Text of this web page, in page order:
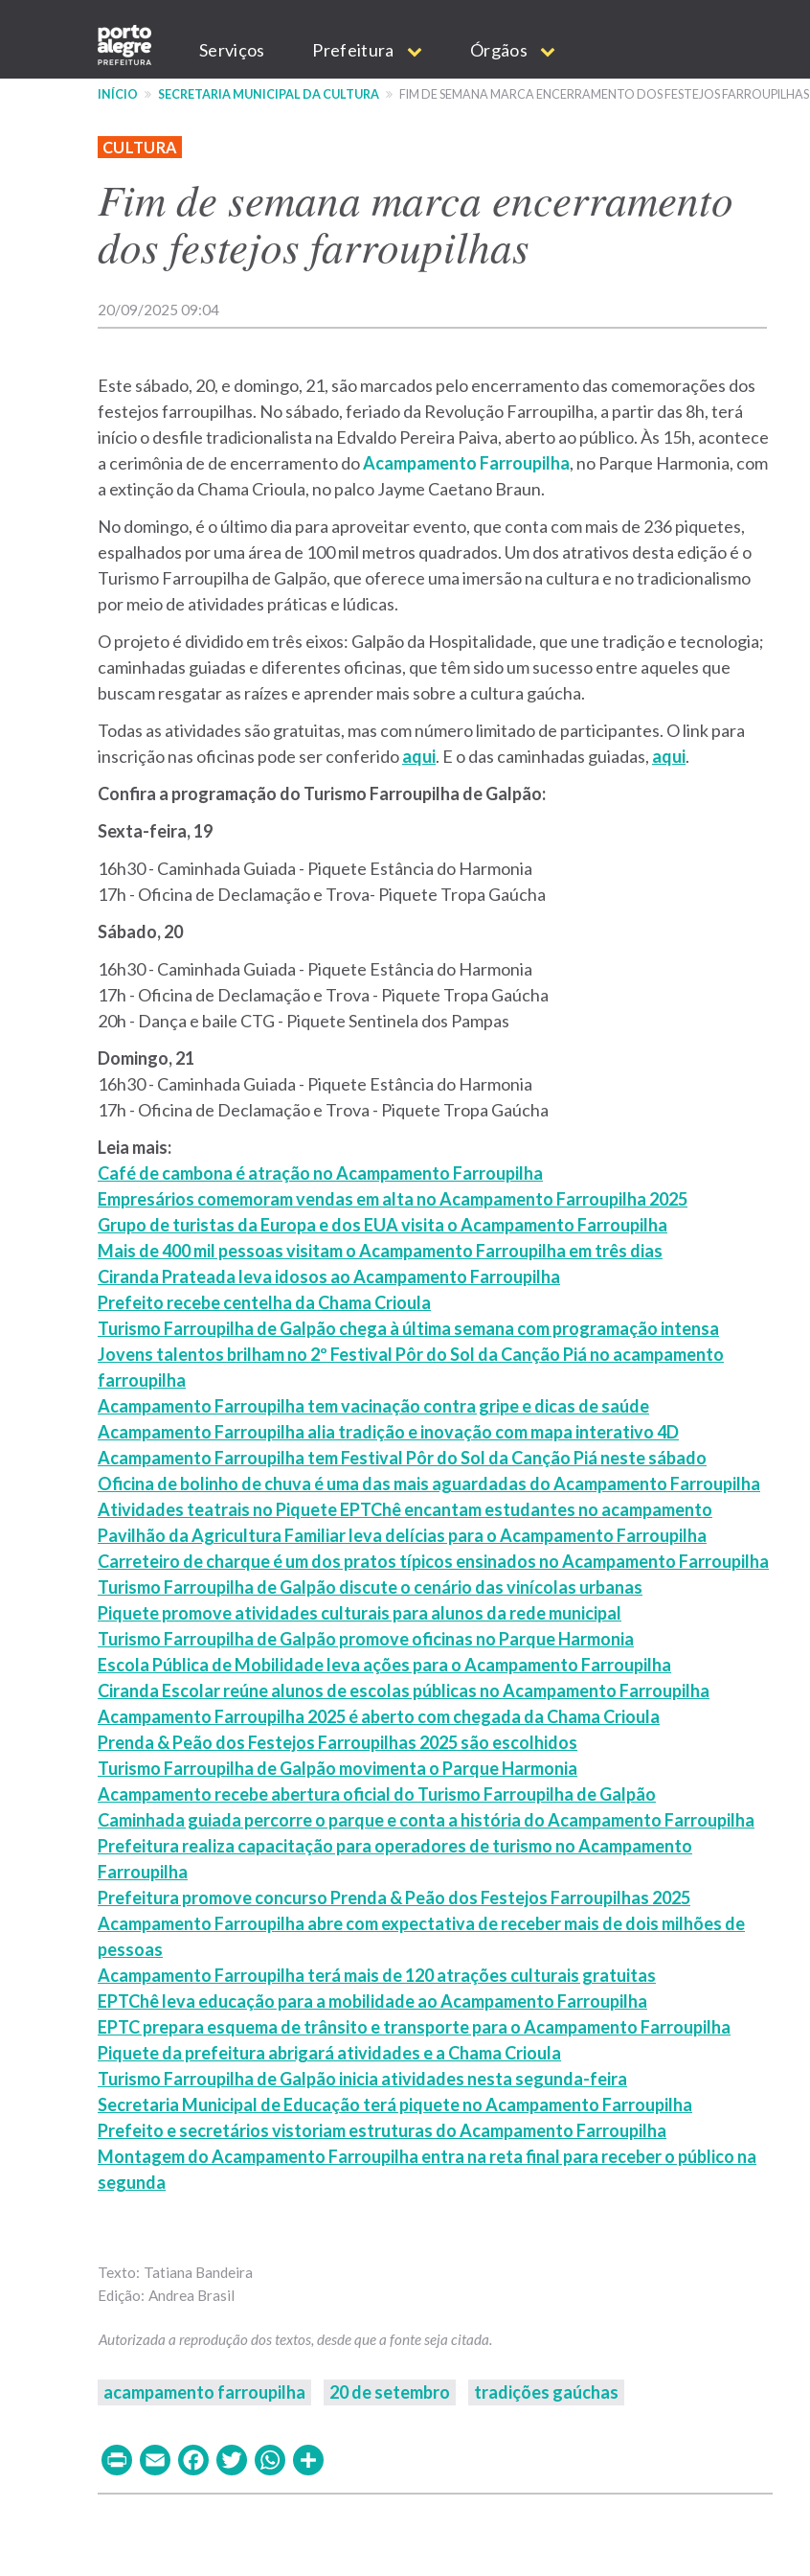
conteúdo
Main
navigation
Serviços Prefeitura Órgãos
INÍCIO SECRETARIA MUNICIPAL DA CULTURA FIM DE SEMANA MARCA ENCERRAMENTO DOS FESTEJOS FARROUPILHAS
CULTURA
Fim de semana marca encerramento
dos festejos farroupilhas
20/09/2025 09:04
Este sábado, 20, e domingo, 21, são marcados pelo encerramento das comemorações dos
festejos farroupilhas. No sábado, feriado da Revolução Farroupilha, a partir das 8h, terá
início o desfile tradicionalista na Edvaldo Pereira Paiva, aberto ao público. Às 15h, acontece
a cerimônia de de encerramento doAcampamento Farroupilha, no Parque Harmonia, com
a extinção da Chama Crioula, no palco Jayme Caetano Braun.
No domingo, é o último dia para aproveitar evento, que conta commais de 236 piquetes,
espalhados por uma área de 100 mil metros quadrados. Um dos atrativos desta edição é o
Turismo Farroupilha de Galpão, que oferece uma imersão na cultura e no tradicionalismo
por meio de atividades práticas e lúdicas.
O projeto é dividido em três eixos: Galpão da Hospitalidade, que une tradição e tecnologia;
caminhadas guiadas e diferentes oficinas, que têm sido um sucesso entre aqueles que
buscam resgatar as raízes e aprender mais sobre a cultura gaúcha.
Todas as atividades são gratuitas, mas com número limitado de participantes. O link para
inscrição nas oficinas pode ser conferidoaqui. E o das caminhadas guiadas, aqui.
Confira a programação do Turismo Farroupilha de Galpão:
Sexta-feira, 19
16h30 - Caminhada Guiada - Piquete Estância do Harmonia
17h - Oficina de Declamação e Trova- Piquete Tropa Gaúcha
Sábado, 20
16h30 - Caminhada Guiada - Piquete Estância do Harmonia
17h - Oficina de Declamação e Trova - Piquete Tropa Gaúcha
20h - Dança e baile CTG - Piquete Sentinela dos Pampas
Domingo, 21
16h30 - Caminhada Guiada - Piquete Estância do Harmonia
17h - Oficina de Declamação e Trova - Piquete Tropa Gaúcha
Leia mais:
Café de cambona é atração no Acampamento Farroupilha
Empresários comemoram vendas em alta no Acampamento Farroupilha 2025
Grupo de turistas da Europa e dos EUA visita o Acampamento Farroupilha
Mais de 400 mil pessoas visitam o Acampamento Farroupilha em três dias
Ciranda Prateada leva idosos ao Acampamento Farroupilha
Prefeito recebe centelha da Chama Crioula
Turismo Farroupilha de Galpão chega à última semana com programação intensa
Jovens talentos brilham no 2º Festival Pôr do Sol da Canção Piá no acampamento
farroupilha
Acampamento Farroupilha tem vacinação contra gripe e dicas de saúde
Acampamento Farroupilha alia tradição e inovação com mapa interativo 4D
Acampamento Farroupilha tem Festival Pôr do Sol da Canção Piá neste sábado
Oficina de bolinho de chuva é uma das mais aguardadas do Acampamento Farroupilha
Atividades teatrais no Piquete EPTChê encantam estudantes no acampamento
Pavilhão da Agricultura Familiar leva delícias para o Acampamento Farroupilha
Carreteiro de charque é um dos pratos típicos ensinados no Acampamento Farroupilha
Turismo Farroupilha de Galpão discute o cenário das vinícolas urbanas
Piquete promove atividades culturais para alunos da rede municipal
Turismo Farroupilha de Galpão promove oficinas no Parque Harmonia
Escola Pública de Mobilidade leva ações para o Acampamento Farroupilha
Ciranda Escolar reúne alunos de escolas públicas no Acampamento Farroupilha
Acampamento Farroupilha 2025 é aberto com chegada da Chama Crioula
Prenda & Peão dos Festejos Farroupilhas 2025 são escolhidos
Turismo Farroupilha de Galpão movimenta o Parque Harmonia
Acampamento recebe abertura oficial do Turismo Farroupilha de Galpão
Caminhada guiada percorre o parque e conta a história do Acampamento Farroupilha
Prefeitura realiza capacitação para operadores de turismo no Acampamento
Farroupilha
Prefeitura promove concurso Prenda & Peão dos Festejos Farroupilhas 2025
Acampamento Farroupilha abre com expectativa de receber mais de dois milhões de
pessoas
Acampamento Farroupilha terá mais de 120 atrações culturais gratuitas
EPTChê leva educação para a mobilidade ao Acampamento Farroupilha
EPTC prepara esquema de trânsito e transporte para o Acampamento Farroupilha
Piquete da prefeitura abrigará atividades e a Chama Crioula
Turismo Farroupilha de Galpão inicia atividades nesta segunda-feira
Secretaria Municipal de Educação terá piquete no Acampamento Farroupilha
Prefeito e secretários vistoriam estruturas do Acampamento Farroupilha
Montagem do Acampamento Farroupilha entra na reta final para receber o público na
segunda
Tatiana Bandeira
Andrea Brasil
acampamento farroupilha 20 de setembro tradições gaúchas
PrintEmailFacebook
TwitterWhatsApp